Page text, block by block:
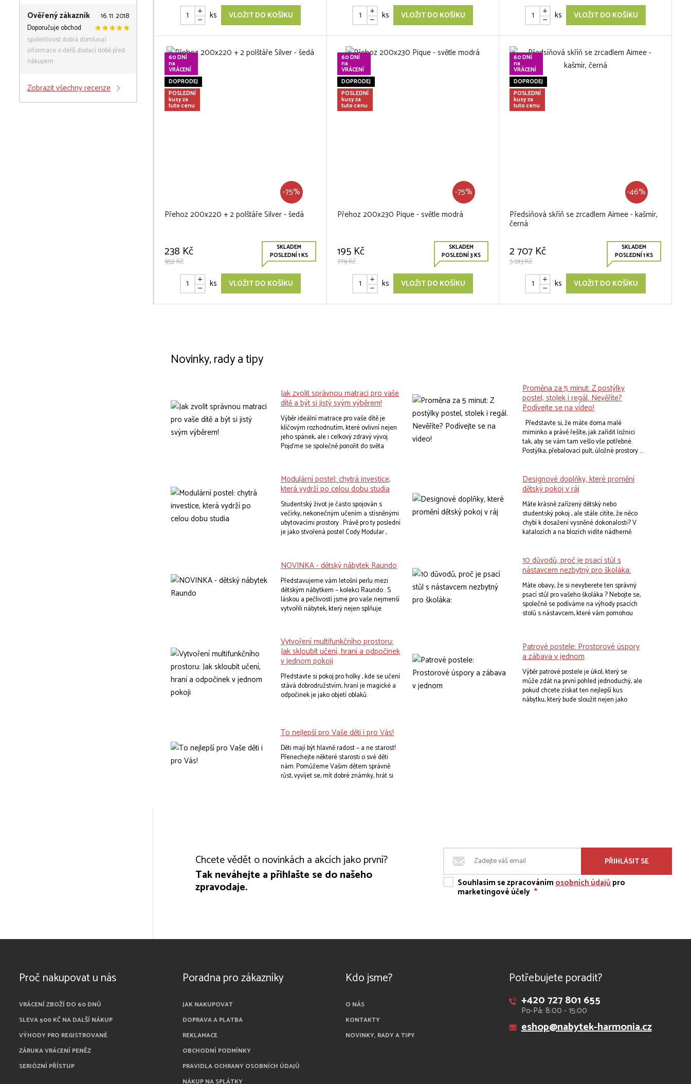
Ověřený zákazník
16. 11. 2018
Doporučuje obchod
spolehlivost dobrá domluva)
informace o delší dodací době před
nákupem
Zobrazit všechny recenze
ks VLOŽIT DO KOŠÍKU ks VLOŽIT DO KOŠÍKU ks VLOŽIT DO KOŠÍKU
60 DNÍ
na
VRÁCENÍ
DOPRODEJ
POSLEDNÍ
kusy za
tuto cenu
-75%
Přehoz 200x220 + 2 polštáře Silver - šedá
238 Kč
952 Kč
SKLADEM
POSLEDNÍ 1 KS
ks VLOŽIT DO KOŠÍKU
60 DNÍ
na
VRÁCENÍ
DOPRODEJ
POSLEDNÍ
kusy za
tuto cenu
-75%
Přehoz 200x230 Pique - světle modrá
195 Kč
779 Kč
SKLADEM
POSLEDNÍ 3 KS
ks VLOŽIT DO KOŠÍKU
60 DNÍ
na
VRÁCENÍ
DOPRODEJ
POSLEDNÍ
kusy za
tuto cenu
-46%
Předsíňová skříň se zrcadlem Aimee - kašmír,
černá
2 707 Kč
5 013 Kč
SKLADEM
POSLEDNÍ 1 KS
ks VLOŽIT DO KOŠÍKU
Novinky, rady a tipy
Jak zvolit správnou matraci pro vaše
dítě a být si jistý svým výběrem!
Výběr ideální matrace pro vaše dítě je
klíčovým rozhodnutím, které ovlivní nejen
jeho spánek, ale i celkový zdravý vývoj.
Pojďme se společně ponořit do světa
Proměna za 5 minut: Z postýlky
postel, stolek i regál. Nevěříte?
Podívejte se na video!
Představte si, že máte doma malé
miminko a právě řešíte, jak zařídit ložnici
tak, aby se vám tam vešlo vše potřebné.
Postýlka, přebalovací pult, úložné prostory ...
nevypadalo jako v second handu. A teď si
představte, že existuje kouzelné řešení,
peněz. Řešení, které roste s vaším dítětem
a přizpůsobuje se jeho potřebám. Řešení
jménem multifunkční rostoucí postýlka .
Modulární postel: chytrá investice,
která vydrží po celou dobu studia
Studentský život je často spojován s
večírky, nekonečným učením a stísněnými
ubytovacími prostory . Právě pro ty poslední
je jako stvořená postel Cody Modular ,
Koneckonců, co víc si student může přát
než pohodlné místo k odpočinku a
dostatek prostoru pro studijní materiály ?
Designové doplňky, které promění
dětský pokoj v ráj
Máte krásně zařízený dětský nebo
studentský pokoj , ale stále cítíte, že něco
chybí k dosažení vysněné dokonalosti? V
katalozích a na blozích vidíte nádherně
jsou právě doplňky , které dokážou s
pokojem doslova čarovat.
NOVINKA - dětský nábytek Raundo
Představujeme vám letošní perlu mezi
dětským nábytkem – kolekci Raundo . S
láskou a pečlivostí jsme pro vaše nejmenší
vytvořili nábytek, který nejen splňuje
přináší do domova kus hravosti, bezpečí,
útulnosti a moderního designu.
10 důvodů, proč je psací stůl s
nástavcem nezbytný pro školáka:
Máte obavy, že si nevyberete ten správný
psací stůl pro vašeho školáka ? Nebojte se,
společně se podíváme na výhody psacích
stolů s nástavcem, které vám pomohou
nejen váš školák, ale i celá rodina.
Vytvoření multifunkčního prostoru:
Jak skloubit učení, hraní a odpočinek
v jednom pokoji
Představte si pokoj pro holky , kde se učení
stává dobrodružstvím, hraní je magické a
odpočinek je jako objetí oblaků.
Patrové postele: Prostorové úspory
a zábava v jednom
Výběr patrové postele je úkol, který se
může zdát na první pohled jednoduchý, ale
pokud chcete získat ten nejlepší kus
nábytku, který bude sloužit nejen jako
To nejlepší pro Vaše děti i pro Vás!
Děti mají být hlavně radost – a ne starost!
Přenechejte některé starosti o své děti
nám. Pomůžeme Vašim dětem správně
růst, vyvíjet se, mít dobré známky, hrát si
Chcete vědět o novinkách a akcích jako první?
Tak neváhejte a přihlašte se do našeho
zpravodaje.
PŘIHLÁSIT SE
Souhlasím se zpracovánímosobních údajůpro
marketingové účely *
Proč nakupovat u nás
VRÁCENÍ ZBOŽÍ DO 60 DNŮ
SLEVA 500 KČ NA DALŠÍ NÁKUP
VÝHODY PRO REGISTROVANÉ
ZÁRUKA VRÁCENÍ PENĚZ
SERIÓZNÍ PŘÍSTUP
Poradna pro zákazníky
JAK NAKUPOVAT
DOPRAVA A PLATBA
REKLAMACE
OBCHODNÍ PODMÍNKY
PRAVIDLA OCHRANY OSOBNÍCH ÚDAJŮ
NÁKUP NA SPLÁTKY
Kdo jsme?
O NÁS
KONTAKTY
NOVINKY, RADY A TIPY
Potřebujete poradit?
+420 727 801 655
Po-Pá: 8:00 - 15:00
eshop@nabytek-harmonia.cz